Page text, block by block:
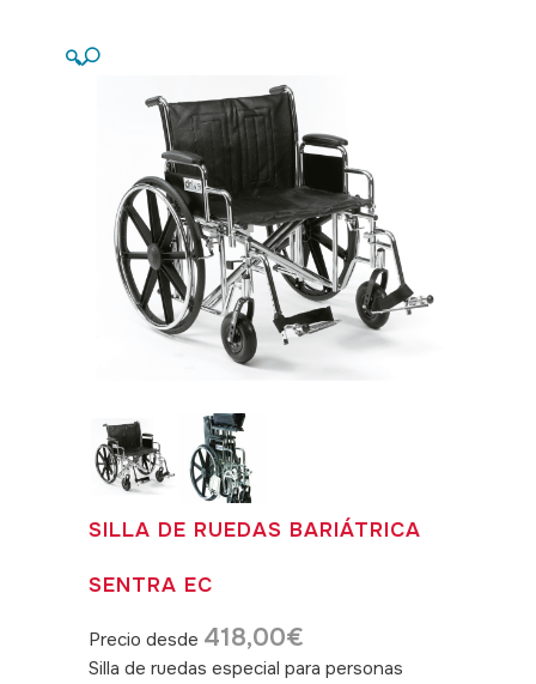
🔍
SILLA DE RUEDAS BARIÁTRICA
SENTRA EC
Precio desde 418,00€
Silla de ruedas especial para personas